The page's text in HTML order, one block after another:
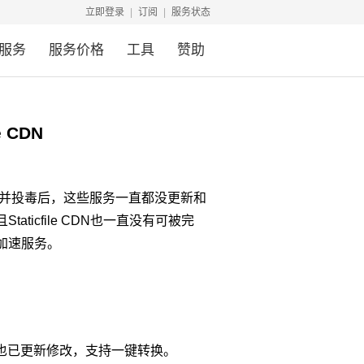
立即登录 订阅 服务状态
务 服务价格 工具 赞助
CDN
投毒后，这些服务一直都没更新和
Staticfile CDN也一直没有可被完
服务。
更新修改，支持一键转换。